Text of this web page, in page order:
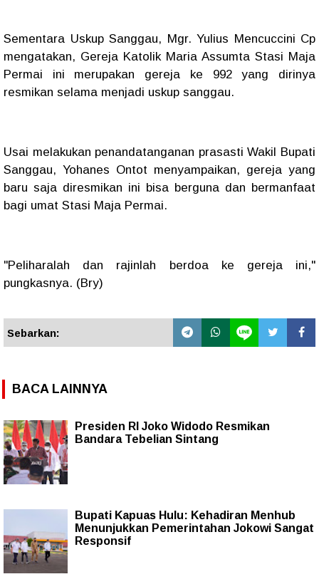
Sementara Uskup Sanggau, Mgr. Yulius Mencuccini Cp
mengatakan, Gereja Katolik Maria Assumta Stasi Maja
Permai ini merupakan gereja ke 992 yang dirinya
resmikan selama menjadi uskup sanggau.
Usai melakukan penandatanganan prasasti Wakil Bupati
Sanggau, Yohanes Ontot menyampaikan, gereja yang
baru saja diresmikan ini bisa berguna dan bermanfaat
bagi umat Stasi Maja Permai.
"Peliharalah dan rajinlah berdoa ke gereja ini,"
pungkasnya. (Bry)
Sebarkan:
BACA LAINNYA
Presiden RI Joko Widodo Resmikan
Bandara Tebelian Sintang
Bupati Kapuas Hulu: Kehadiran Menhub
Menunjukkan Pemerintahan Jokowi Sangat
Responsif